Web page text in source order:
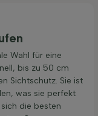
Wahl für eine
bis zu 50 cm
Sichtschutz. Sie ist
was sie perfekt
die besten